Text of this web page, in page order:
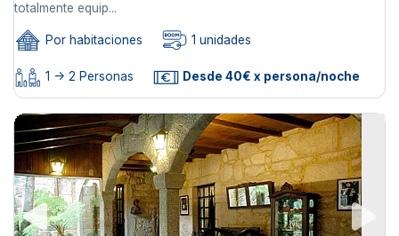
totalmente equip...
Por habitaciones 1 unidades
1 -> 2 Personas Desde 40€ x persona/noche